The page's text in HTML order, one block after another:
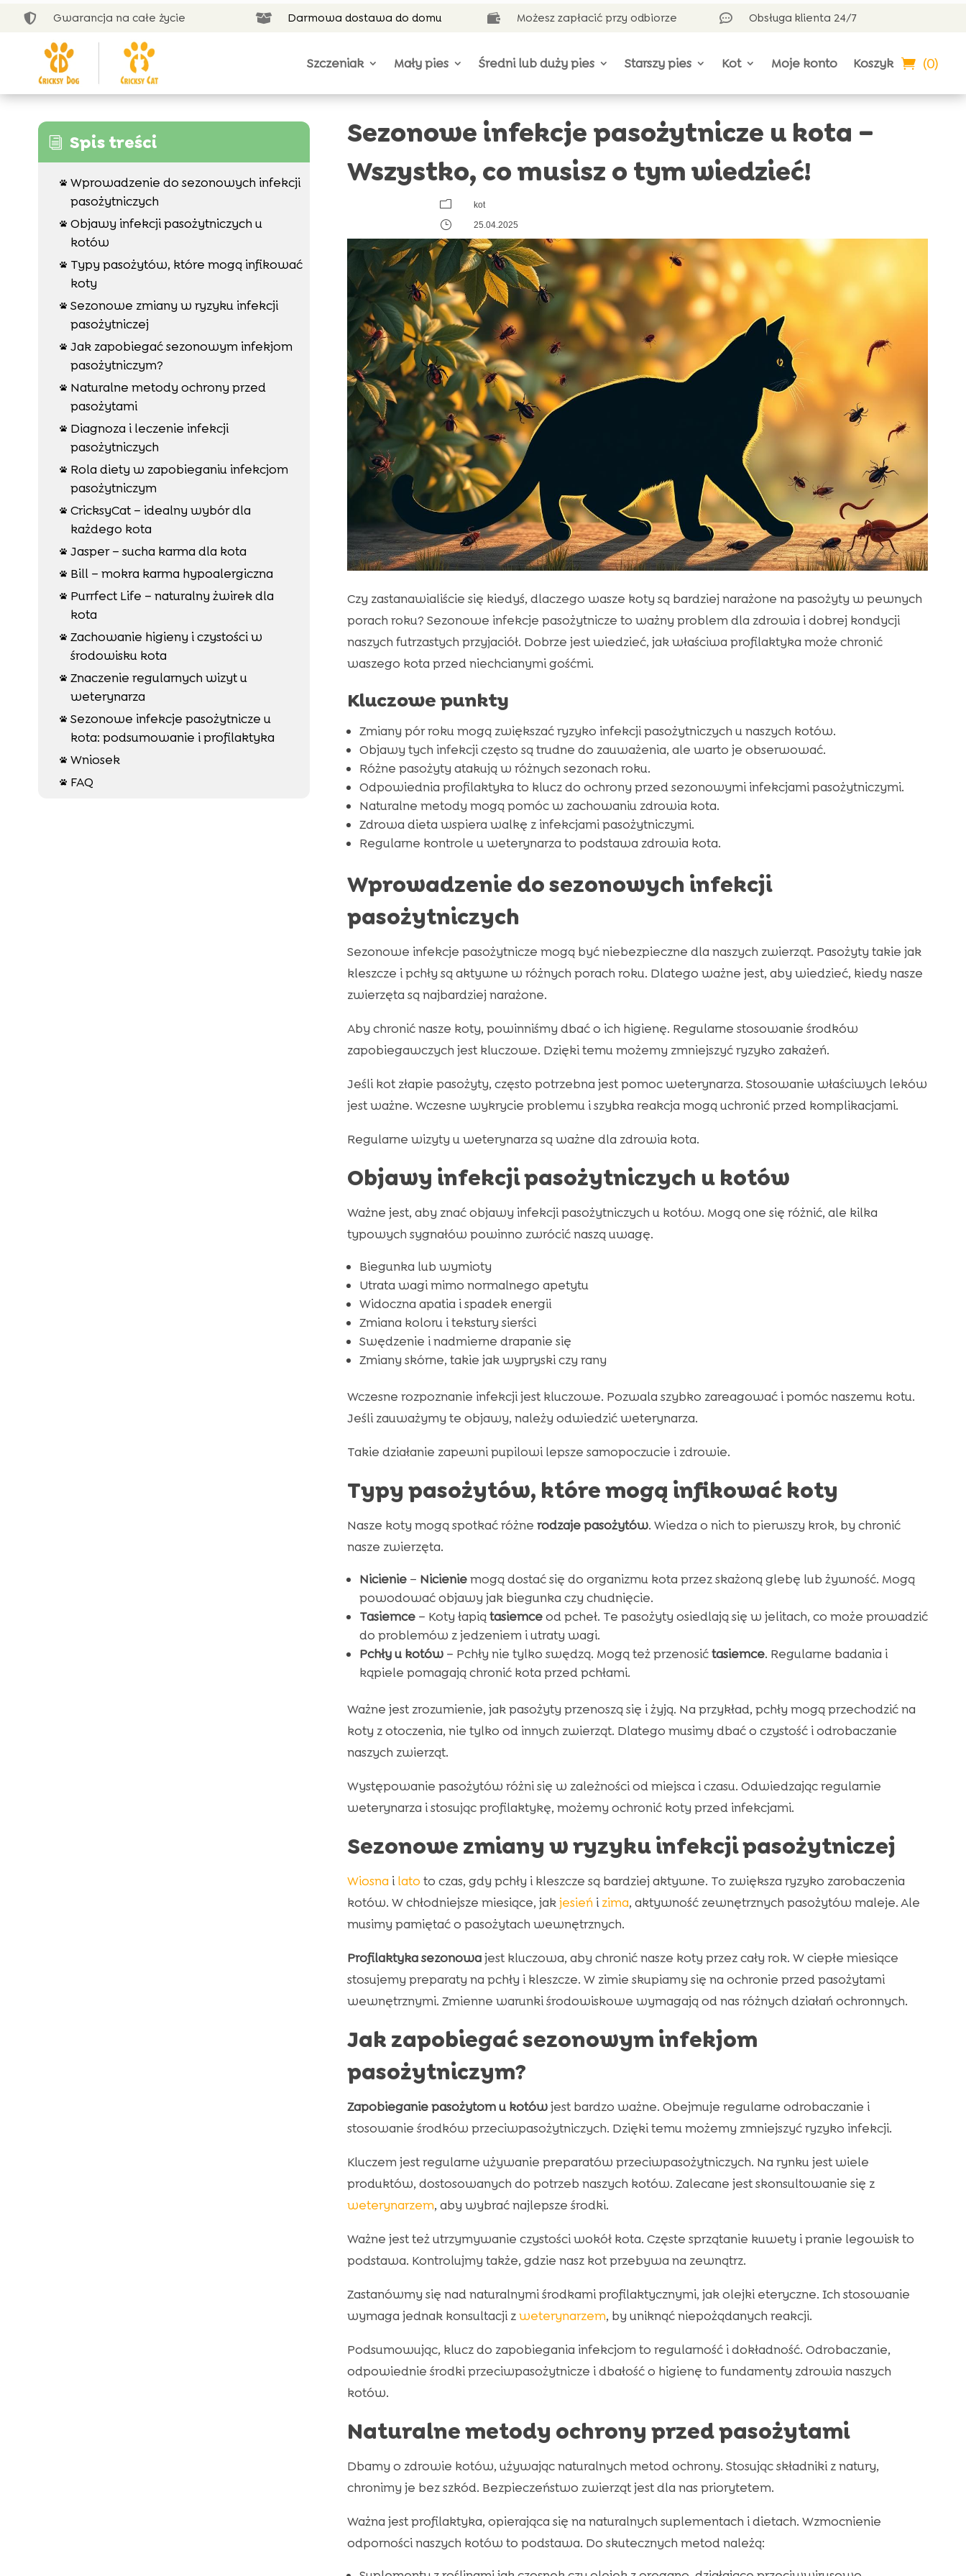
 Gwarancja na całe życie  Darmowa dostawa do domu  Możesz zapłacić przy odbiorze  Obsługa klienta 24/7
Szczeniak Mały pies Średni lub duży pies Starszy pies Kot Moje konto Koszyk (0)
i Spis treści
 Wprowadzenie do sezonowych infekcji
pasożytniczych
 Objawy infekcji pasożytniczych u
kotów

Typy pasożytów, które mogą infikować
koty
 Sezonowe zmiany w ryzyku infekcji
pasożytniczej
 Jak zapobiegać sezonowym infekjom
pasożytniczym?

Naturalne metody ochrony przed
pasożytami

Diagnoza i leczenie infekcji
pasożytniczych

Rola diety w zapobieganiu infekcjom
pasożytniczym
 CricksyCat – idealny wybór dla
każdego kota
 Jasper – sucha karma dla kota
 Bill – mokra karma hypoalergiczna

Purrfect Life – naturalny żwirek dla
kota
 Zachowanie higieny i czystości w
środowisku kota
 Znaczenie regularnych wizyt u
weterynarza
 Sezonowe infekcje pasożytnicze u
kota: podsumowanie i profilaktyka
 Wniosek
 FAQ
Sezonowe infekcje pasożytnicze u kota –
Wszystko, co musisz o tym wiedzieć!
m kot
} 25.04.2025
Czy zastanawialiście się kiedyś, dlaczego wasze koty są bardziej narażone na pasożyty w pewnych
porach roku? Sezonowe infekcje pasożytnicze to ważny problem dla zdrowia i dobrej kondycji
naszych futrzastych przyjaciół. Dobrze jest wiedzieć, jak właściwa profilaktyka może chronić
waszego kota przed niechcianymi gośćmi.
Kluczowe punkty
Zmiany pór roku mogą zwiększać ryzyko infekcji pasożytniczych u naszych kotów.
Objawy tych infekcji często są trudne do zauważenia, ale warto je obserwować.
Różne pasożyty atakują w różnych sezonach roku.
Odpowiednia profilaktyka to klucz do ochrony przed sezonowymi infekcjami pasożytniczymi.
Naturalne metody mogą pomóc w zachowaniu zdrowia kota.
Zdrowa dieta wspiera walkę z infekcjami pasożytniczymi.
Regularne kontrole u weterynarza to podstawa zdrowia kota.
Wprowadzenie do sezonowych infekcji
pasożytniczych
Sezonowe infekcje pasożytnicze mogą być niebezpieczne dla naszych zwierząt. Pasożyty takie jak
kleszcze i pchły są aktywne w różnych porach roku. Dlatego ważne jest, aby wiedzieć, kiedy nasze
zwierzęta są najbardziej narażone.
Aby chronić nasze koty, powinniśmy dbać o ich higienę. Regularne stosowanie środków
zapobiegawczych jest kluczowe. Dzięki temu możemy zmniejszyć ryzyko zakażeń.
Jeśli kot złapie pasożyty, często potrzebna jest pomoc weterynarza. Stosowanie właściwych leków
jest ważne. Wczesne wykrycie problemu i szybka reakcja mogą uchronić przed komplikacjami.
Regularne wizyty u weterynarza są ważne dla zdrowia kota.
Objawy infekcji pasożytniczych u kotów
Ważne jest, aby znać objawy infekcji pasożytniczych u kotów. Mogą one się różnić, ale kilka
typowych sygnałów powinno zwrócić naszą uwagę.
Biegunka lub wymioty
Utrata wagi mimo normalnego apetytu
Widoczna apatia i spadek energii
Zmiana koloru i tekstury sierści
Swędzenie i nadmierne drapanie się
Zmiany skórne, takie jak wypryski czy rany
Wczesne rozpoznanie infekcji jest kluczowe. Pozwala szybko zareagować i pomóc naszemu kotu.
Jeśli zauważymy te objawy, należy odwiedzić weterynarza.
Takie działanie zapewni pupilowi lepsze samopoczucie i zdrowie.
Typy pasożytów, które mogą infikować koty
Nasze koty mogą spotkać różne rodzaje pasożytów. Wiedza o nich to pierwszy krok, by chronić
nasze zwierzęta.
Nicienie– Nicieniemogą dostać się do organizmu kota przez skażoną glebę lub żywność. Mogą
powodować objawy jak biegunka czy chudnięcie.
Tasiemce– Koty łapią tasiemceod pcheł. Te pasożyty osiedlają się w jelitach, co może prowadzić
do problemów z jedzeniem i utraty wagi.
Pchły u kotów– Pchły nie tylko swędzą. Mogą też przenosićtasiemce. Regularne badania i
kąpiele pomagają chronić kota przed pchłami.
Ważne jest zrozumienie, jak pasożyty przenoszą się i żyją. Na przykład, pchły mogą przechodzić na
koty z otoczenia, nie tylko od innych zwierząt. Dlatego musimy dbać o czystość i odrobaczanie
naszych zwierząt.
Występowanie pasożytów różni się w zależności od miejsca i czasu. Odwiedzając regularnie
weterynarza i stosując profilaktykę, możemy ochronić koty przed infekcjami.
Sezonowe zmiany w ryzyku infekcji pasożytniczej
Wiosna i lato to czas, gdy pchły i kleszcze są bardziej aktywne. To zwiększa ryzyko zarobaczenia
kotów. W chłodniejsze miesiące, jakjesień i zima, aktywność zewnętrznych pasożytów maleje. Ale
musimy pamiętać o pasożytach wewnętrznych.
Profilaktyka sezonowajest kluczowa, aby chronić nasze koty przez cały rok. W ciepłe miesiące
stosujemy preparaty na pchły i kleszcze. W zimie skupiamy się na ochronie przed pasożytami
wewnętrznymi. Zmienne warunki środowiskowe wymagają od nas różnych działań ochronnych.
Jak zapobiegać sezonowym infekjom
pasożytniczym?
Zapobieganie pasożytom u kotówjest bardzo ważne. Obejmuje regularne odrobaczanie i
stosowanie środków przeciwpasożytniczych. Dzięki temu możemy zmniejszyć ryzyko infekcji.
Kluczem jest regularne używanie preparatów przeciwpasożytniczych. Na rynku jest wiele
produktów, dostosowanych do potrzeb naszych kotów. Zalecane jest skonsultowanie się z
weterynarzem, aby wybrać najlepsze środki.
Ważne jest też utrzymywanie czystości wokół kota. Częste sprzątanie kuwety i pranie legowisk to
podstawa. Kontrolujmy także, gdzie nasz kot przebywa na zewnątrz.
Zastanówmy się nad naturalnymi środkami profilaktycznymi, jak olejki eteryczne. Ich stosowanie
wymaga jednak konsultacji zweterynarzem, by uniknąć niepożądanych reakcji.
Podsumowując, klucz do zapobiegania infekcjom to regularność i dokładność. Odrobaczanie,
odpowiednie środki przeciwpasożytnicze i dbałość o higienę to fundamenty zdrowia naszych
kotów.
Naturalne metody ochrony przed pasożytami
Dbamy o zdrowie kotów, używając naturalnych metod ochrony. Stosując składniki z natury,
chronimy je bez szkód. Bezpieczeństwo zwierząt jest dla nas priorytetem.
Ważna jest profilaktyka, opierająca się na naturalnych suplementach i dietach. Wzmocnienie
odporności naszych kotów to podstawa. Do skutecznych metod należą: